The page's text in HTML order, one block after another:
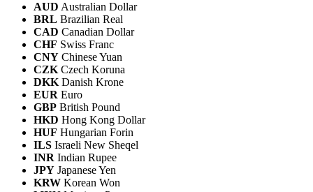
AUD Australian Dollar
BRL Brazilian Real
CAD Canadian Dollar
CHF Swiss Franc
CNY Chinese Yuan
CZK Czech Koruna
DKK Danish Krone
EUR Euro
GBP British Pound
HKD Hong Kong Dollar
HUF Hungarian Forin
ILS Israeli New Sheqel
INR Indian Rupee
JPY Japanese Yen
KRW Korean Won